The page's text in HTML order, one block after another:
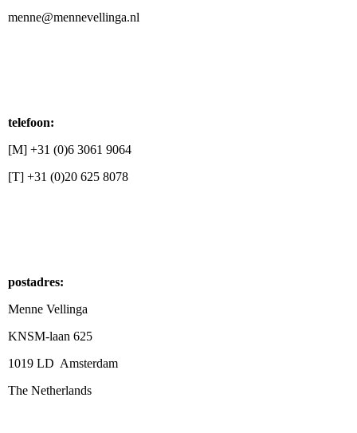
menne@mennevellinga.nl
telefoon:
[M] +31 (0)6 3061 9064
[T] +31 (0)20 625 8078
postadres:
Menne Vellinga
KNSM-laan 625
1019 LD Amsterdam
The Netherlands